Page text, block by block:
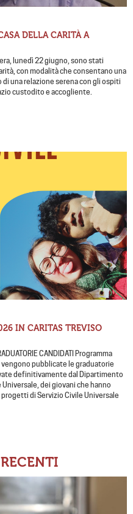
DELLA CARITÀ A
lunedì 22 giugno, sono stati
con modalità che consentano una
una relazione serena con gli ospiti
custodito e accogliente.
IN CARITAS TREVISO
CANDIDATI Programma
pubblicate le graduatorie
definitivamente dal Dipartimento
dei giovani che hanno
di Servizio Civile Universale